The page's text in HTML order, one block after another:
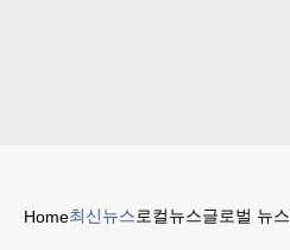
Home최신뉴스로컬뉴스글로벌 뉴스